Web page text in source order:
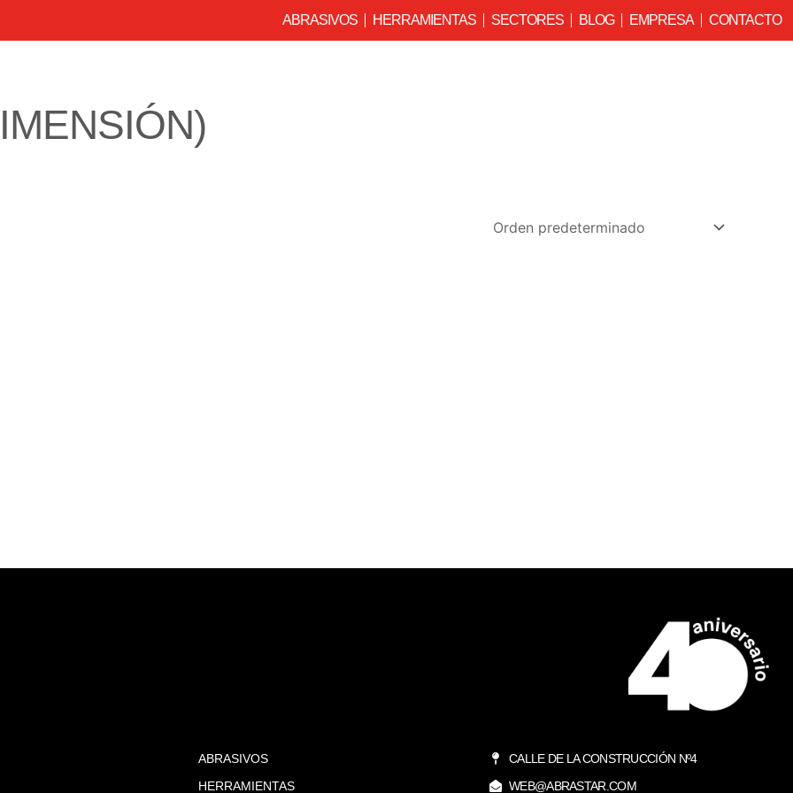
ABRASIVOS HERRAMIENTAS SECTORES BLOG EMPRESA CONTACTO
ABRASIVOS
HERRAMIENTAS
CALLE DE LA CONSTRUCCIÓN Nº4
WEB@ABRASTAR.COM